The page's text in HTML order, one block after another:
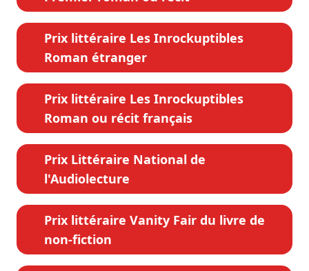
Prix littéraire Les Inrockuptibles
Roman étranger
Prix littéraire Les Inrockuptibles
Roman ou récit français
Prix Littéraire National de
l'Audiolecture
Prix littéraire Vanity Fair du livre de
non-fiction